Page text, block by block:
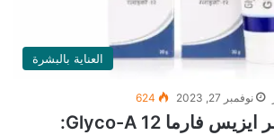
العناية بالبشرة
نوفمبر 27, 2023 624
تجربتي مع مقشر ايزيس فارما Glyco-A 12: